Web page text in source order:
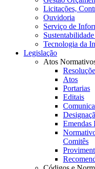
Licitações,
Ouvidoria
Serviço de
Tecnologia da
Legislação
Atos
Atos
Portarias
Editais
Emendas
Comitês